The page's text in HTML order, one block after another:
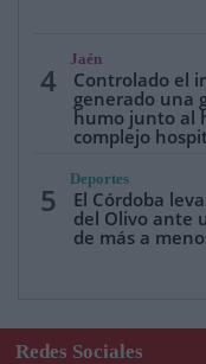
4
Jaén
Controlado el
generado una
humo junto al
complejo
5
Deportes
El Córdoba
del Olivo ante
de más a
Redes Sociales